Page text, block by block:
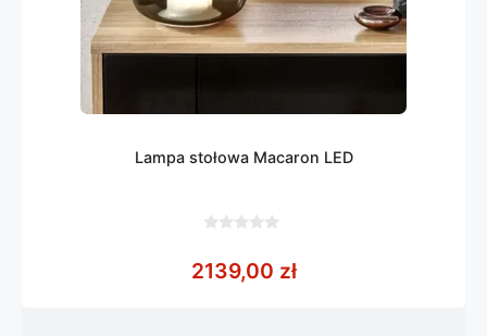
Lampa stołowa Macaron LED
5
2139,00 zł